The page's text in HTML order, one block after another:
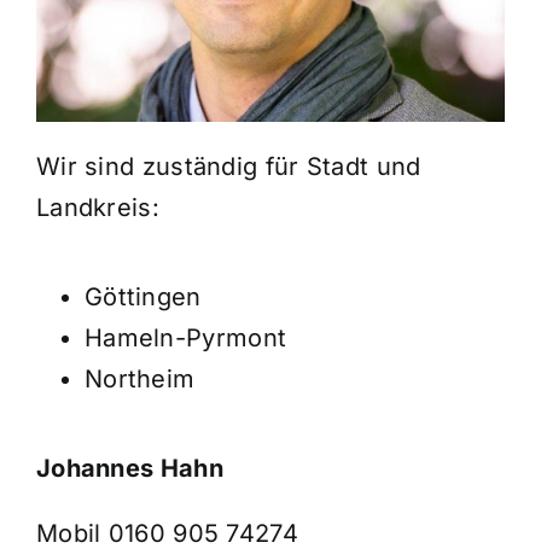
Wir sind zuständig für Stadt und
Landkreis:
Göttingen
Hameln-Pyrmont
Northeim
Johannes Hahn
Mobil 0160 905 74274